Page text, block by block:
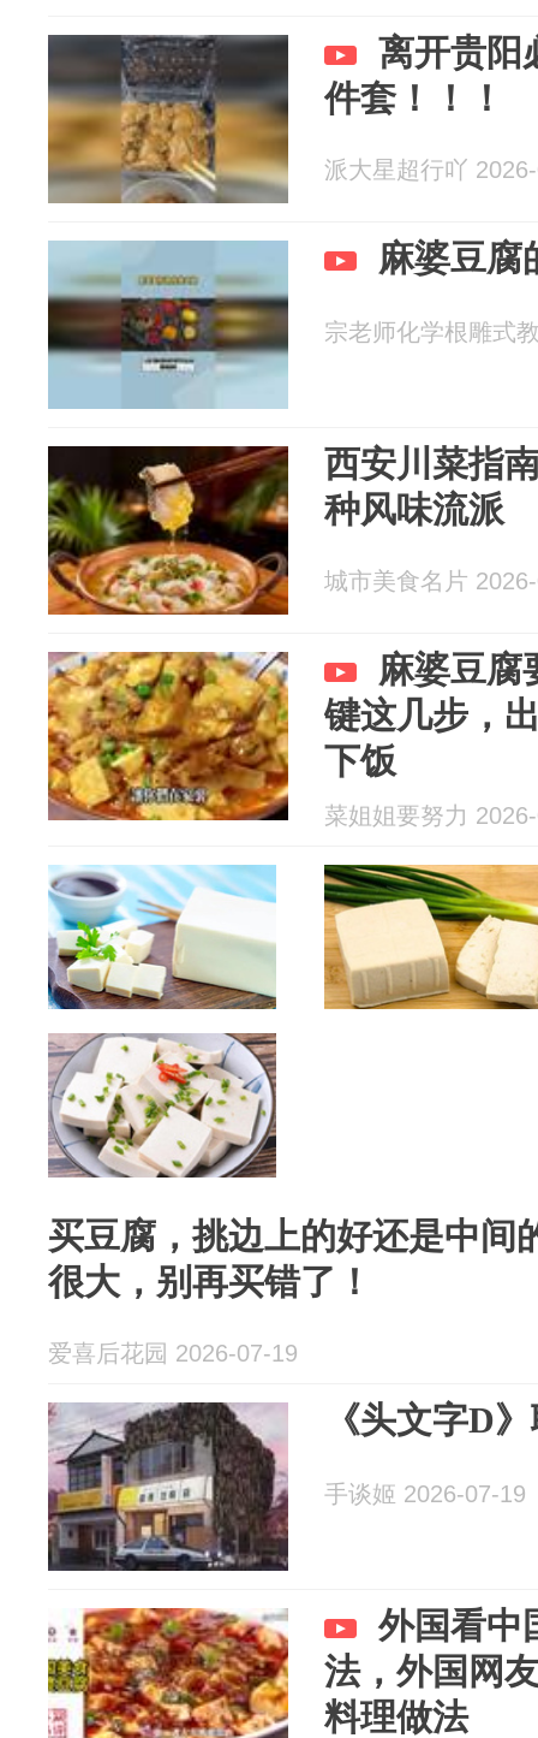
离开贵阳
件套！！！
派大星超行吖
麻婆豆腐
宗老师化学根雕式
西安川菜指
种风味流派
城市美食名片
麻婆豆腐
键这几步，
下饭
菜姐姐要努力
买豆腐，挑边上的好还是中间
很大，别再买错了！
爱喜后花园 2026-07-19
《头文字D
手谈姬 2026-07-19
外国看中
法，外国网
料理做法